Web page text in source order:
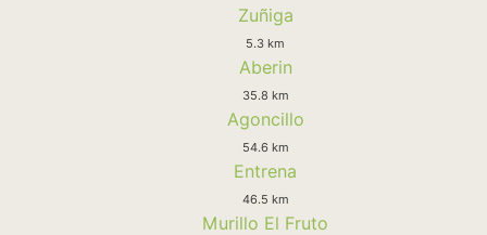
Zuñiga
5.3 km
Aberin
35.8 km
Agoncillo
54.6 km
Entrena
46.5 km
Murillo El Fruto